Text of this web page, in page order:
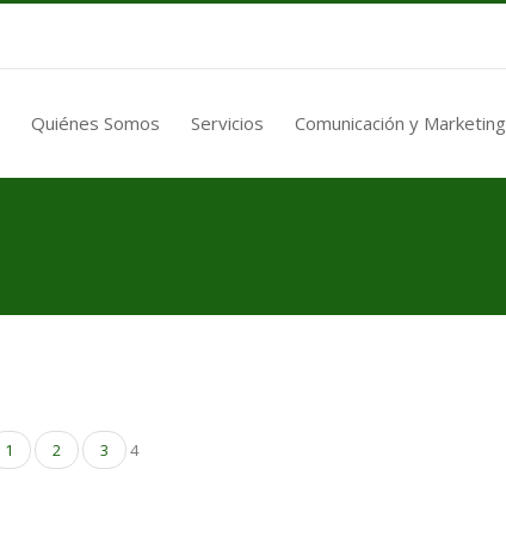
Quiénes Somos Servicios Comunicación y Marketing
1 2 3 4